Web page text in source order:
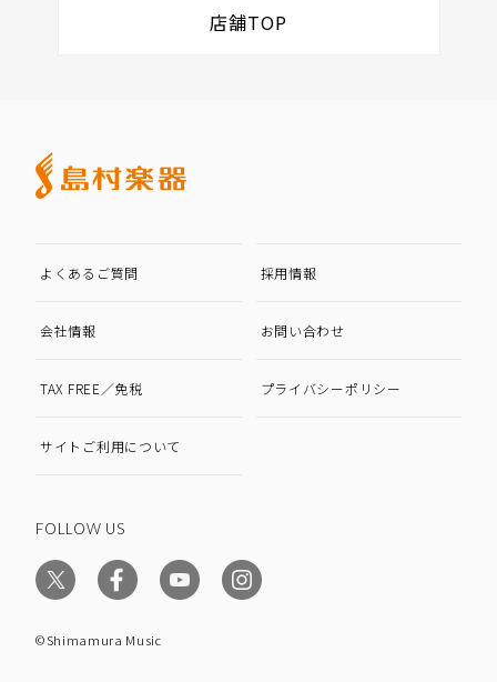
店舗TOP
よくあるご質問 採用情報
会社情報 お問い合わせ
TAX FREE／免税 プライバシーポリシー
サイトご利用について
FOLLOW US
©Shimamura Music